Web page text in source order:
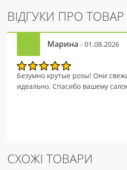
ВІДГУКИ ПРО ТОВАР
Марина - 01.08.2026
Безумно крутые розы! Они
идеально. Спасибо вашему
СХОЖІ ТОВАРИ